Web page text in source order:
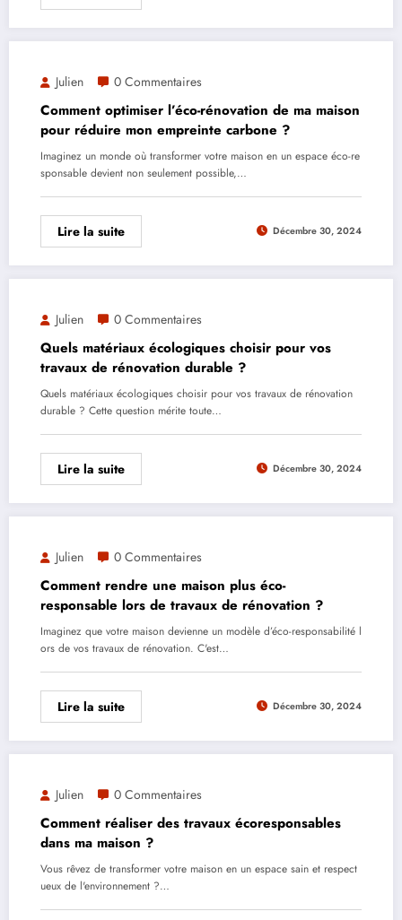
Julien 0 Commentaires
Comment optimiser l’éco-rénovation de ma maison
pour réduire mon empreinte carbone ?
Imaginez un monde où transformer votre maison en un espace éco-re
sponsable devient non seulement possible,…
Lire la suite Décembre 30, 2024
Julien 0 Commentaires
Quels matériaux écologiques choisir pour vos
travaux de rénovation durable ?
Quels matériaux écologiques choisir pour vos travaux de rénovation
durable ? Cette question mérite toute…
Lire la suite Décembre 30, 2024
Julien 0 Commentaires
Comment rendre une maison plus éco-
responsable lors de travaux de rénovation ?
Imaginez que votre maison devienne un modèle d’éco-responsabilité l
ors de vos travaux de rénovation. C'est…
Lire la suite Décembre 30, 2024
Julien 0 Commentaires
Comment réaliser des travaux écoresponsables
dans ma maison ?
Vous rêvez de transformer votre maison en un espace sain et respect
ueux de l'environnement ?…